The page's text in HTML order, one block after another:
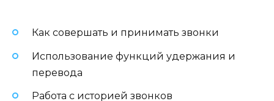
Как совершать и принимать звонки
Использование функций удержания и
перевода
Работа с историей звонков